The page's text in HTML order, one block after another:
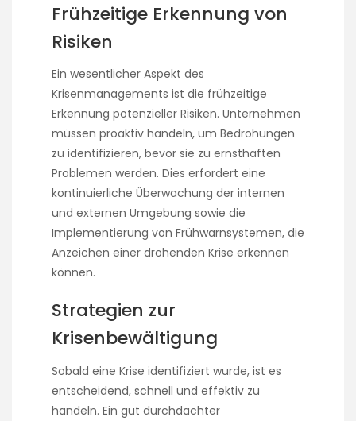
Frühzeitige Erkennung von
Risiken
Ein wesentlicher Aspekt des
Krisenmanagements ist die frühzeitige
Erkennung potenzieller Risiken. Unternehmen
müssen proaktiv handeln, um Bedrohungen
zu identifizieren, bevor sie zu ernsthaften
Problemen werden. Dies erfordert eine
kontinuierliche Überwachung der internen
und externen Umgebung sowie die
Implementierung von Frühwarnsystemen, die
Anzeichen einer drohenden Krise erkennen
können.
Strategien zur
Krisenbewältigung
Sobald eine Krise identifiziert wurde, ist es
entscheidend, schnell und effektiv zu
handeln. Ein gut durchdachter